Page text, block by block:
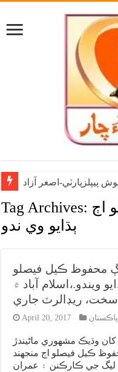
پيپلزپارٽي-اصغر آزاد
Tag Archives: اڄ
ٻڌايو وي ندو
57 ڏينهن اڳ محفوظ ڪيل فيصلو
وڳي ٻڌايو ويندو.،اسلام آباد ۾
ريڊالرٽ جاري
April 20, 2017 پاڪستان
وڌيڪ مشهوري ماڻيندڙ
اڳ محفوظ ڪيل فيصلو اڄ منجهند
ن ليگ جي ڪارڪنن ۽ عمران